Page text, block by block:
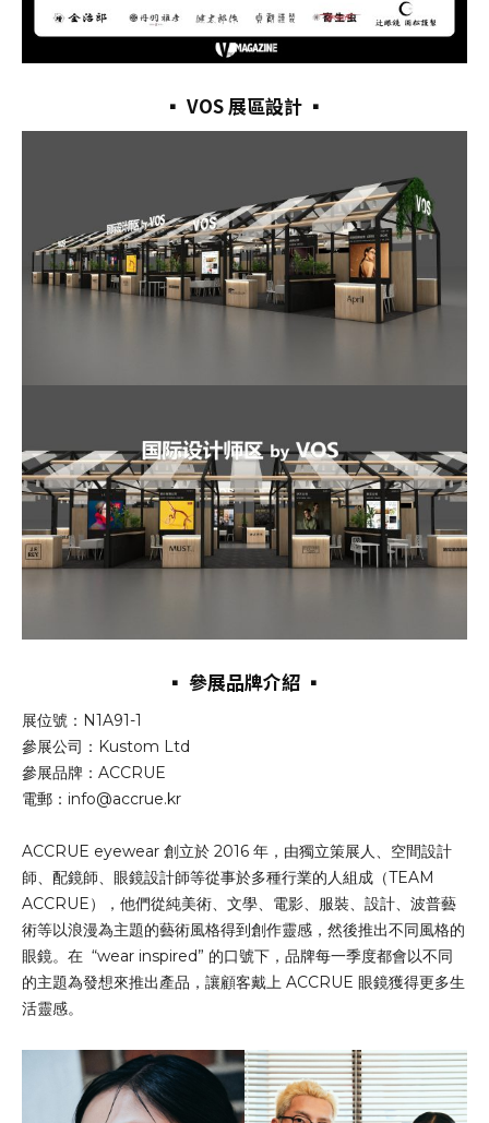
▪︎ VOS 展區設計 ▪︎
▪︎ 參展品牌介紹 ▪︎
展位號：N1A91-1
參展公司：Kustom Ltd
參展品牌：ACCRUE
電郵： info@accrue.kr
ACCRUE eyewear 創立於 2016 年，由獨立策展人、空間設計
師、配鏡師、眼鏡設計師等從事於多種行業的人組成（TEAM
ACCRUE），他們從純美術、文學、電影、服裝、設計、波普藝
術等以浪漫為主題的藝術風格得到創作靈感，然後推出不同風格的
眼鏡。在 “wear inspired” 的口號下，品牌每一季度都會以不同
的主題為發想來推出產品，讓顧客戴上 ACCRUE 眼鏡獲得更多生
活靈感。